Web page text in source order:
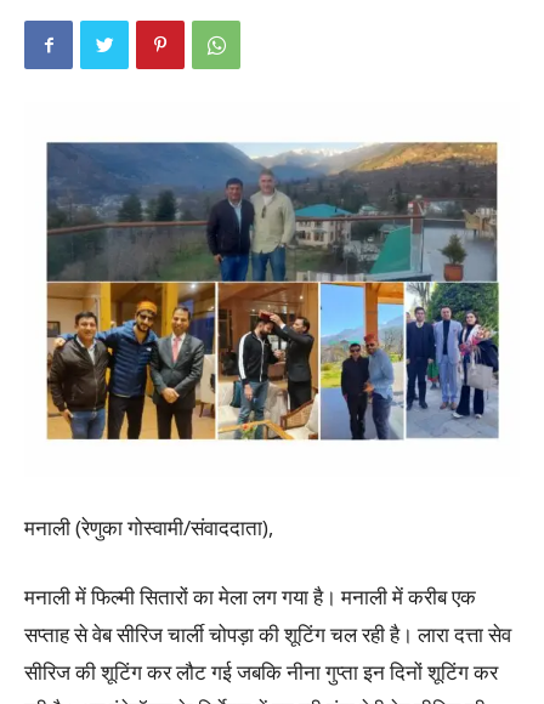
मनाली (रेणुका गोस्वामी/संवाददाता),
मनाली में फिल्मी सितारों का मेला लग गया है। मनाली में करीब एक
सप्ताह से वेब सीरिज चार्ली चोपड़ा की शूटिंग चल रही है। लारा दत्ता सेव
सीरिज की शूटिंग कर लौट गई जबकि नीना गुप्ता इन दिनों शूटिंग कर